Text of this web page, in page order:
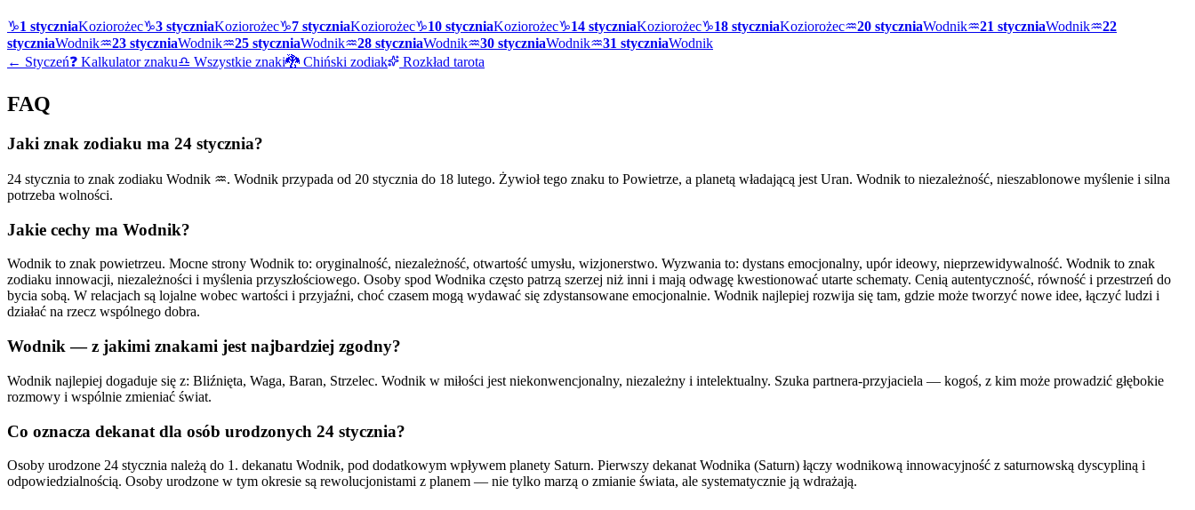
♑1 styczniaKoziorożec♑3 styczniaKoziorożec♑7 styczniaKoziorożec♑10 styczniaKoziorożec♑14 styczniaKoziorożec♑18 styczniaKoziorożec♒20 styczniaWodnik♒21 styczniaWodnik♒22
styczniaWodnik♒23 styczniaWodnik♒25 styczniaWodnik♒28 styczniaWodnik♒30 styczniaWodnik♒31 styczniaWodnik
← Styczeń❓ Kalkulator znaku♎ Wszystkie znaki🐉 Chiński zodiak Rozkład tarota
FAQ
Jaki znak zodiaku ma 24 stycznia?
24 stycznia to znak zodiaku Wodnik ♒. Wodnik przypada od 20 stycznia do 18 lutego. Żywioł tego znaku to Powietrze, a planetą władającą jest Uran. Wodnik to niezależność, nieszablonowe myślenie i silna
potrzeba wolności.
Jakie cechy ma Wodnik?
Wodnik to znak powietrzeu. Mocne strony Wodnik to: oryginalność, niezależność, otwartość umysłu, wizjonerstwo. Wyzwania to: dystans emocjonalny, upór ideowy, nieprzewidywalność. Wodnik to znak
zodiaku innowacji, niezależności i myślenia przyszłościowego. Osoby spod Wodnika często patrzą szerzej niż inni i mają odwagę kwestionować utarte schematy. Cenią autentyczność, równość i przestrzeń do
bycia sobą. W relacjach są lojalne wobec wartości i przyjaźni, choć czasem mogą wydawać się zdystansowane emocjonalnie. Wodnik najlepiej rozwija się tam, gdzie może tworzyć nowe idee, łączyć ludzi i
działać na rzecz wspólnego dobra.
Wodnik — z jakimi znakami jest najbardziej zgodny?
Wodnik najlepiej dogaduje się z: Bliźnięta, Waga, Baran, Strzelec. Wodnik w miłości jest niekonwencjonalny, niezależny i intelektualny. Szuka partnera-przyjaciela — kogoś, z kim może prowadzić głębokie
rozmowy i wspólnie zmieniać świat.
Co oznacza dekanat dla osób urodzonych 24 stycznia?
Osoby urodzone 24 stycznia należą do 1. dekanatu Wodnik, pod dodatkowym wpływem planety Saturn. Pierwszy dekanat Wodnika (Saturn) łączy wodnikową innowacyjność z saturnowską dyscypliną i
odpowiedzialnością. Osoby urodzone w tym okresie są rewolucjonistami z planem — nie tylko marzą o zmianie świata, ale systematycznie ją wdrażają.